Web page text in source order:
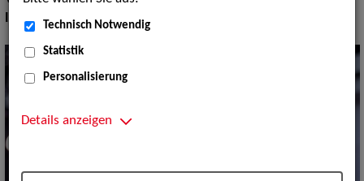
Instrument:Gitarre, Keyboard
Technisch Notwendig
Statistik
Personalisierung
Details anzeigen